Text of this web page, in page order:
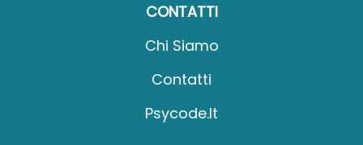
CONTATTI
Chi Siamo
Contatti
Psycode.it